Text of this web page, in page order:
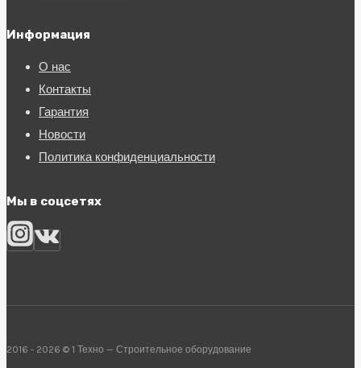
Информация
О нас
Контакты
Гарантия
Новости
Политика конфиденциальности
Мы в соцсетях
2016 - 2026 © 1 Техно — Строительное оборудование